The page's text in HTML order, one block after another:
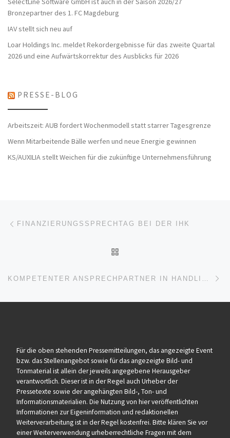
Bronzepartner des 1. FC Magdeburg
IAV stellt sich neu auf
Loar Holdings Inc. meldet Rekordergebnisse für das zweite Quartal
2026 und eine Aufwärtskorrektur des Ausblicks für 2026
PRESSE-BLOG
Arbeitszeit: AUB fordert Wochenmodell statt starrer Tagesgrenze
Wenn Mitarbeitende Bälle werfen und neue Energie gewinnen
KS/AUXILIA stellt Weichen für die zukünftige Unternehmensführung
Beitragsnavigation
FINANZIERUNGSSPRECHTAG BEI DER IHK
Für die oben stehenden Pressemitteilungen, das angezeigte Event
bzw. das Stellenangebot sowie für das angezeigte Bild- und
Tonmaterial ist allein der jeweils angegebene Herausgeber
verantwortlich. Dieser ist in der Regel auch Urheber der
Pressetexte sowie der angehängten Bild-, Ton- und
Informationsmaterialien. Die Nutzung von hier veröffentlichten
Informationen zur Eigeninformation und redaktionellen
Weiterverarbeitung ist in der Regel kostenfrei. Bitte klären Sie vor
einer Weiterverwendung urheberrechtliche Fragen mit dem